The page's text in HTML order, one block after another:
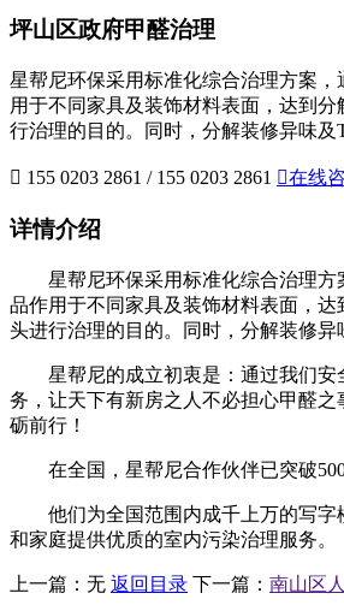
坪山区政府甲醛治理
星帮尼环保采用标准化综合治理方案
用于不同家具及装饰材料表面，达到
行治理的目的。同时，分解装修异味及
 155 0203 2861 / 155 0203 2861 在线
详情介绍
星帮尼环保采用标准化综合治理
品作用于不同家具及装饰材料表面，
头进行治理的目的。同时，分解装修异
星帮尼的成立初衷是：通过我们安
务，让天下有新房之人不必担心甲醛
砺前行！
在全国，星帮尼合作伙伴已突破500
他们为全国范围内成千上万的写字
和家庭提供优质的室内污染治理服务。
上一篇： 无 返回目录 下一篇： 南山区